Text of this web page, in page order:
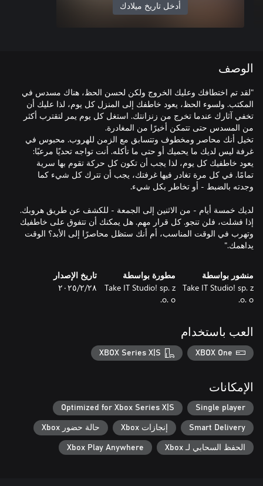
أدخل تاريخ ميلادك
الوصف
"لقد تم اختطافك وعليك الخروج ولكن لحسن الحظ، هناك مسدس في
المكتب. ولسوء الحظ، يعود خاطفك إلى المنزل كل يوم، لذا عليك أن
تخفي آثارك عندما تخرج من زنزانتك. استغل كل يوم يمر لتقترب أكثر
تخيل أنك محاصر ومخطوف وتتسابق مع الزمن للهروب. محبوس في
غرفة ليس لديك ما يحميك أو حتى ما تأكله. أنت تواجه تحديًا مرعبًا:
يعود خاطفيك كل يوم، لذا يجب أن تكون كل حركة تقوم بها سرية
تمامًا. في كل مرة تغادر فيها غرفتك، يجب أن تترك كل شيء كما
لديك خمسة أيام - من الاثنين إلى الجمعة - للكشف عن طريق هروبك.
إذا فشلت، فلن تنجو. كل قرار مهم. هل يمكنك أن تتفوق على خاطفيك
وتهرب في الوقت المناسب، أم أنك ستظل محاصرًا إلى الأبد؟ الوقت
يداهمك."
منشور بواسطة
Take IT Studio! sp. z
o. o.
مطورة بواسطة
Take IT Studio! sp. z
o. o.
تاريخ الإصدار
٢٨‏/٢‏/٢٠٢٥
العب باستخدام
XBOX One
XBOX Series X|S
الإمكانات
Single player
Optimized for Xbox Series X|S
Smart Delivery إنجازات Xbox حالة حضور Xbox
الحفظ السحابي لـ Xbox Xbox Play Anywhere